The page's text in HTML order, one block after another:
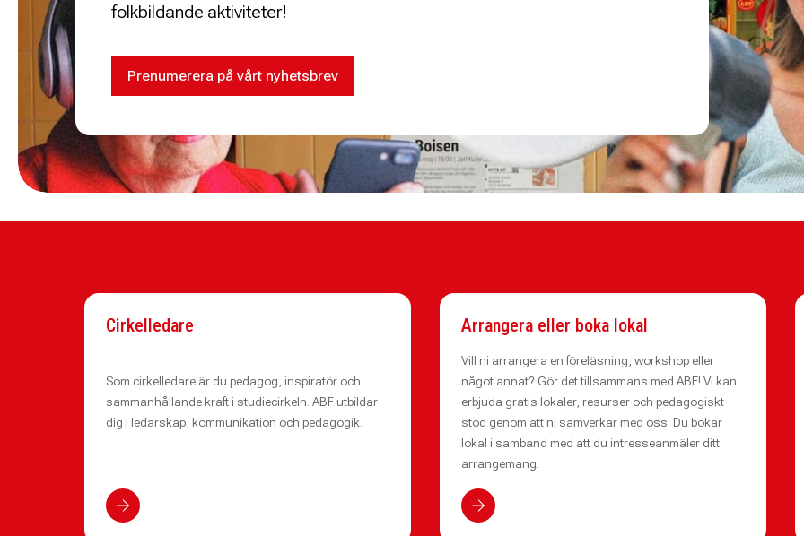
folkbildande aktiviteter!
Prenumerera på vårt nyhetsbrev
Cirkelledare
Som cirkelledare är du pedagog, inspiratör och
sammanhållande kraft i studiecirkeln. ABF utbildar
dig i ledarskap, kommunikation och pedagogik.
Arrangera eller boka lokal
Vill ni arrangera en föreläsning, workshop eller
något annat? Gör det tillsammans med ABF! Vi kan
erbjuda gratis lokaler, resurser och pedagogiskt
stöd genom att ni samverkar med oss. Du bokar
lokal i samband med att du intresseanmäler ditt
arrangemang.